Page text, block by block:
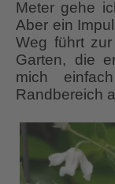
Meter gehe
Aber ein
Weg führt
Garten, die
mich
Randbereich